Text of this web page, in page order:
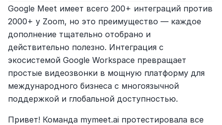
Google Meet имеет всего 200+ интеграций против
2000+ у Zoom, но это преимущество — каждое
дополнение тщательно отобрано и
действительно полезно. Интеграция с
экосистемой Google Workspace превращает
простые видеозвонки в мощную платформу для
международного бизнеса с многоязычной
поддержкой и глобальной доступностью.
Привет! Команда mymeet.ai протестировала все